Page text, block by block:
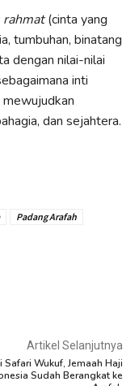
rahmat(cinta yang
tumbuhan, binatang
dengan nilai-nilai
inti
dan sejahtera.
Padang Arafah
Artikel Selanjutnya
Safari Wukuf, Jemaah Haji
Sudah Berangkat ke